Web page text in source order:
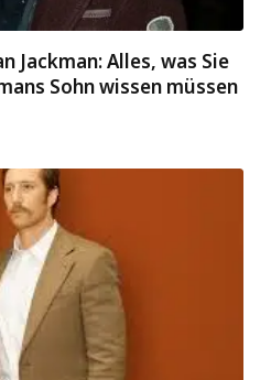
Jackman: Alles, was Sie
Sohn wissen müssen